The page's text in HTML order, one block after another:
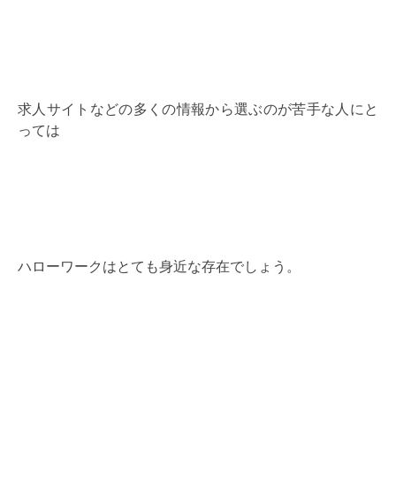
求人サイトなどの多くの情報から選ぶのが苦手な人にと
っては
ハローワークはとても身近な存在でしょう。